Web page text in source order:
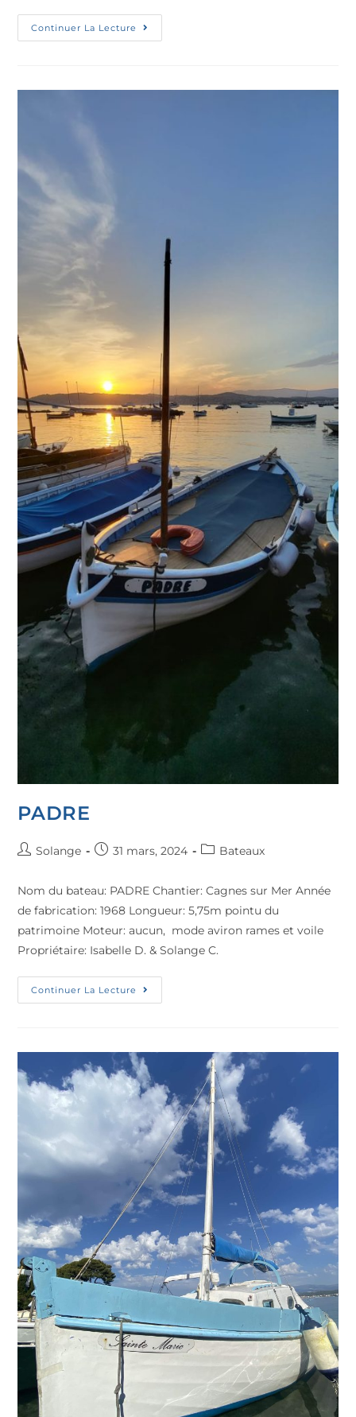
Continuer La Lecture
PADRE
Solange 31 mars, 2024 Bateaux
Nom du bateau: PADRE Chantier: Cagnes sur Mer Année
de fabrication: 1968 Longueur: 5,75m pointu du
patrimoine Moteur: aucun, mode aviron rames et voile
Propriétaire: Isabelle D. & Solange C.
Continuer La Lecture